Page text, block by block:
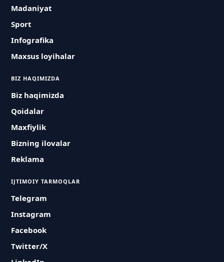
Madaniyat
Sport
Infografika
Maxsus loyihalar
BIZ HAQIMIZDA
Biz haqimizda
Qoidalar
Maxfiylik
Bizning ilovalar
Reklama
IJTIMOIY TARMOQLAR
Telegram
Instagram
Facebook
Twitter/X